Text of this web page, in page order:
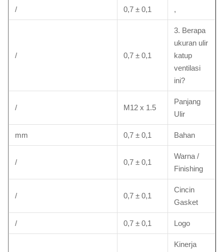
/ 0,7 ± 0,1 ,
/ 0,7 ± 0,1
3. Berapa
ukuran ulir
katup
ventilasi
ini?
/ M12 x 1.5
Panjang
Ulir
mm 0,7 ± 0,1 Bahan
/ 0,7 ± 0,1
Warna /
Finishing
/ 0,7 ± 0,1
Cincin
Gasket
/ 0,7 ± 0,1 Logo
Kinerja